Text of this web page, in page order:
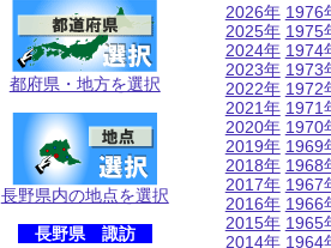
都府県・地方を選択
長野県内の地点を選択
長野県 諏訪
2026年
2025年
2024年
2023年
2022年
2021年
2020年
2019年
2018年
2017年
2016年
2015年
2014年
1976
1975
1974
1973
1972
1971
1970
1969
1968
1967
1966
1965
1964